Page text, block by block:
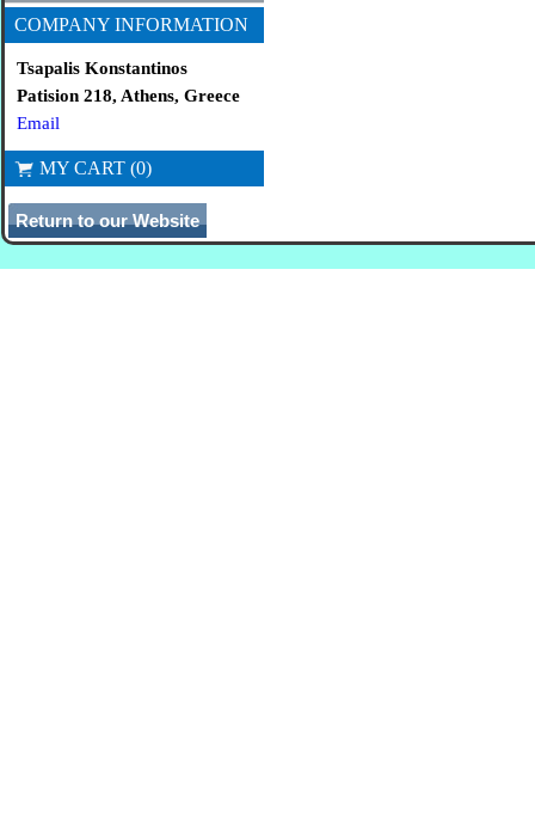
COMPANY INFORMATION
Tsapalis Konstantinos
Patision 218, Athens, Greece
Email
MY CART (0)